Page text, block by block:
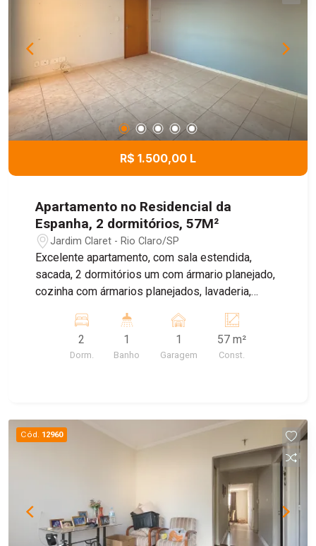
R$ 1.500,00 L
Apartamento no Residencial da
Espanha, 2 dormitórios, 57M²
Jardim Claret - Rio Claro/SP
Excelente apartamento, com sala estendida,
sacada, 2 dormitórios um com ármario planejado,
cozinha com ármarios planejados, lavaderia,
garagem. Área de lazer completa Piscina,
churrasqueira, espaço para festa e palyground.
Portaria 24hrs.
2
Dorm.
1
Banho
1
Garagem
57 m²
Const.
Cód. 12960